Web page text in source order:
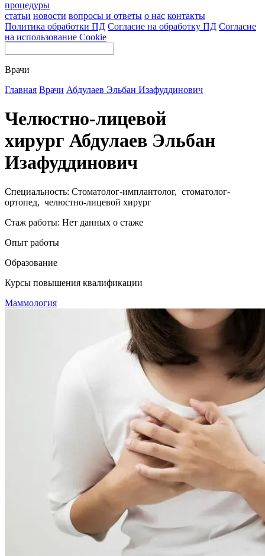
процедуры
статьи новости вопросы и ответы о нас контакты
Политика обработки ПД Согласие на обработку ПД Согласие
на использование Cookie
Врачи
Главная Врачи Абдулаев Эльбан Изафуддинович
Челюстно-лицевой
хирург Абдулаев Эльбан
Изафуддинович
Специальность: Стоматолог-имплантолог, стоматолог-
ортопед, челюстно-лицевой хирург
Стаж работы: Нет данных о стаже
Опыт работы
Образование
Курсы повышения квалификации
Маммология